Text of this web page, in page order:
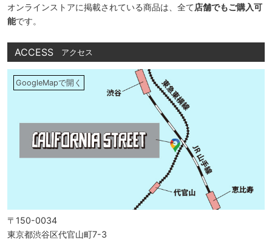
オンラインストアに掲載されている商品は、全て店舗でもご購入可
能です。
ACCESS アクセス
GoogleMapで開く
〒150-0034
東京都渋谷区代官山町7-3